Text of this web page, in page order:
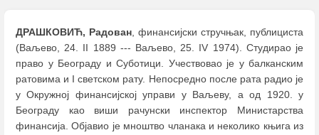
ДРАШКОВИЋ, Радован, финансијски стручњак, публициста
(Ваљево, 24. II 1889 --- Ваљево, 25. IV 1974). Студирао је
право у Београду и Суботици. Учествовао је у балканским
ратовима и I светском рату. Непосредно после рата радио је
у Окружној финансијској управи у Ваљеву, а од 1920. у
Београду као виши рачунски инспектор Министарства
финансија. Објавио је мноштво чланака и неколико књига из